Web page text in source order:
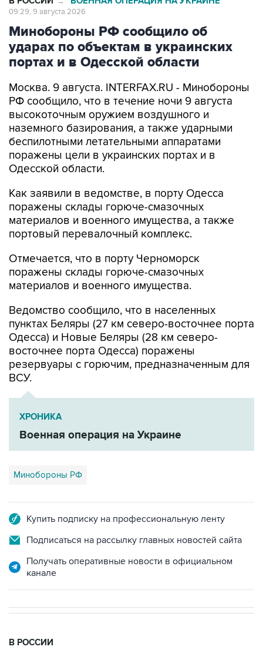
Минобороны РФ сообщило об
ударах по объектам в украинских
портах и в Одесской области
Москва. 9 августа. INTERFAX.RU - Минобороны
высокоточным оружием воздушного и
наземного базирования, а также ударными
беспилотными летательными аппаратами
поражены цели в украинских портах и в
Одесской области.
Как заявили в ведомстве, в порту Одесса
материалов и военного имущества, а также
портовый перевалочный комплекс.
Отмечается, что в порту Черноморск
материалов и военного имущества.
Ведомство сообщило, что в населенных
Одесса) и Новые Беляры (28 км северо-
восточнее порта Одесса) поражены
резервуары с горючим, предназначенным для
ВСУ.
ХРОНИКА
Военная операция на Украине
Минобороны РФ
Подписаться на рассылку главных новостей сайта
Получать оперативные новости в официальном